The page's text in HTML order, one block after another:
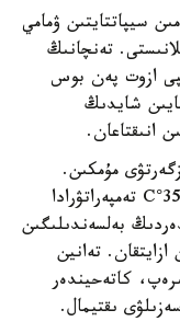
سيپاتتايتىن ۋمامي
تەنچانىڭ
ازوت پەن بوس
شايدىڭ
انىقتاعان.
مۇمكىن.
زەرتحانالىق تاجىريبەدە شاي وسىمدىگىن 35°C تەمپەراتۋرادا
بەلسەندىلىگىن
تەانين
كاتەحيندەر
ىقتيمال.